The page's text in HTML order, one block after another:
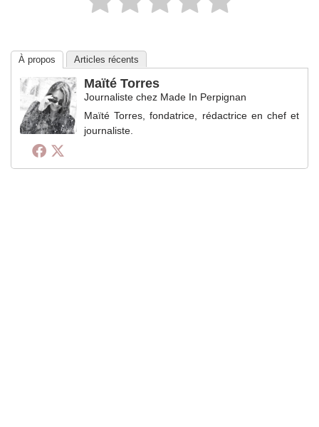
À propos Articles récents
Maïté Torres
Journaliste chez Made In Perpignan
Maïté Torres, fondatrice, rédactrice en chef et
journaliste.